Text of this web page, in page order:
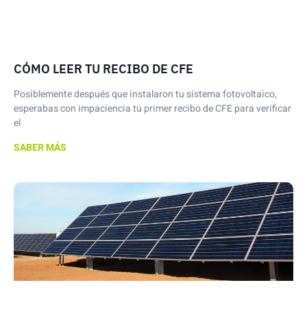
CÓMO LEER TU RECIBO DE CFE
Posiblemente después que instalaron tu sistema fotovoltaico,
esperabas con impaciencia tu primer recibo de CFE para verificar
el
SABER MÁS